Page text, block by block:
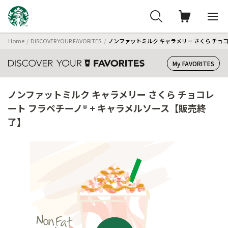
Home DISCOVER YOUR FAVORITES ノンファットミルク キャラメリー さくら チョ
My FAVORITES
ノンファットミルク キャラメリー さくら チョコレ
ート フラペチーノ® + キャラメルソース【販売終
了】